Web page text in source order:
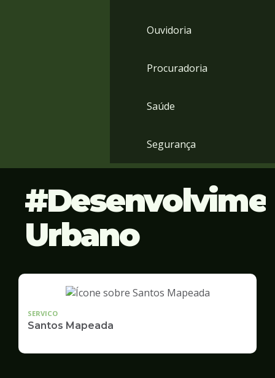
Ouvidoria
Procuradoria
Saúde
Segurança
Urbano
SERVICO
Santos Mapeada